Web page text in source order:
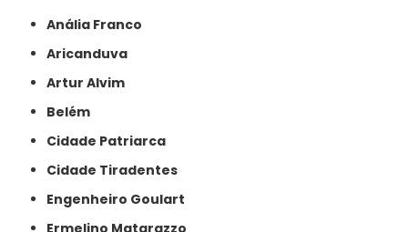
Anália Franco
Aricanduva
Artur Alvim
Belém
Cidade Patriarca
Cidade Tiradentes
Engenheiro Goulart
Ermelino Matarazzo